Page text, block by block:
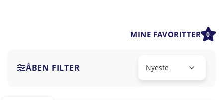
MINE FAVORITTER 0
ÅBEN FILTER